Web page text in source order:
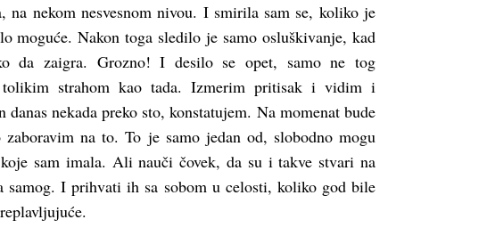
na nekom nesvesnom nivou. I smirila sam se, koliko je
moguće. Nakon toga sledilo je samo osluškivanje, kad
da zaigra. Grozno! I desilo se opet, samo ne tog
strahom kao tada. Izmerim pritisak i vidim i
nekada preko sto, konstatujem. Na momenat bude
na to. To je samo jedan od, slobodno mogu
sam imala. Ali nauči čovek, da su i takve stvari na
samog. I prihvati ih sa sobom u celosti, koliko god bile